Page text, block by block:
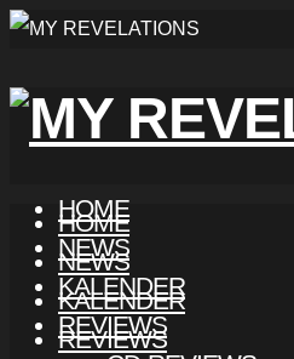
HOME
NEWS
KALENDER
REVIEWS
HOME
NEWS
KALENDER
REVIEWS